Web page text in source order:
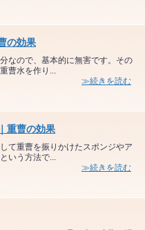
の効果
なので、基本的に無害です。その
曹水を作り...
≫続きを読む
重曹の効果
て重曹を振りかけたスポンジやア
いう方法で...
≫続きを読む